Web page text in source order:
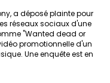
a déposé plainte pour
réseaux sociaux d'une
"Wanted dead or
promotionnelle d'un
Une enquête est en